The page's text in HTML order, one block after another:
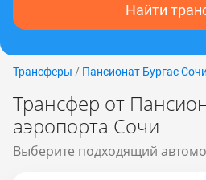
Найти
Трансферы / Пансионат Бургас Сочи
Трансфер от
аэропорта Сочи
Выберите подходящий